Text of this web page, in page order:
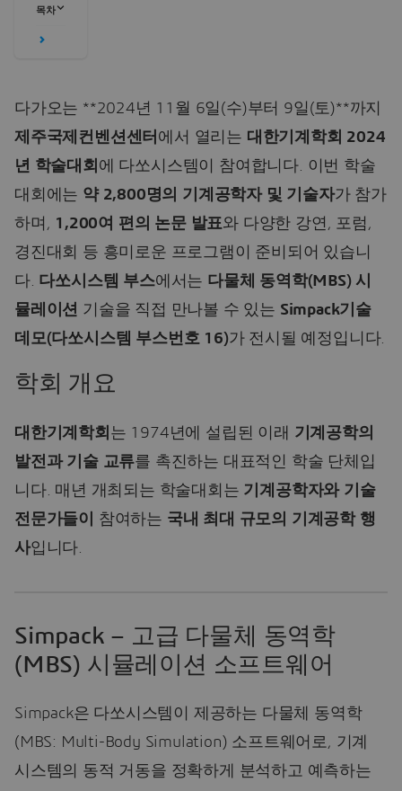
목차
다가오는 **2024년 11월 6일(수)부터 9일(토)**까지
제주국제컨벤션센터 에서 열리는 대한기계학회 2024
년 학술대회 에 다쏘시스템이 참여합니다. 이번 학술
대회에는 약 2,800명의 기계공학자 및 기술자가 참가
하며, 1,200여 편의 논문 발표와 다양한 강연, 포럼,
경진대회 등 흥미로운 프로그램이 준비되어 있습니
다. 다쏘시스템 부스에서는 다물체 동역학(MBS) 시
뮬레이션 기술을 직접 만나볼 수 있는 Simpack기술
데모(다쏘시스템 부스번호 16)가 전시될 예정입니다.
학회 개요
대한기계학회 는 1974년에 설립된 이래 기계공학의
발전과 기술 교류를 촉진하는 대표적인 학술 단체입
니다. 매년 개최되는 학술대회는 기계공학자와 기술
전문가들이 참여하는 국내 최대 규모의 기계공학 행
사입니다.
Simpack – 고급 다물체 동역학
(MBS) 시뮬레이션 소프트웨어
Simpack은 다쏘시스템이 제공하는 다물체 동역학
(MBS: Multi-Body Simulation) 소프트웨어로, 기계
시스템의 동적 거동을 정확하게 분석하고 예측하는